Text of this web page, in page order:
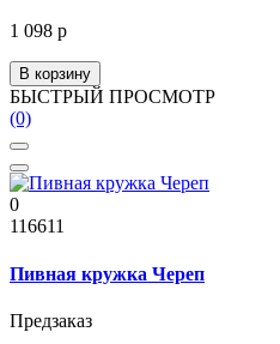
1 098 р
В корзину
БЫСТРЫЙ ПРОСМОТР
(0)
0
116611
Пивная кружка Череп
Предзаказ